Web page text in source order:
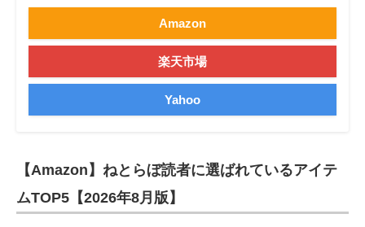
Amazon
楽天市場
Yahoo
【Amazon】ねとらぼ読者に選ばれているアイテ
ムTOP5【2026年8月版】